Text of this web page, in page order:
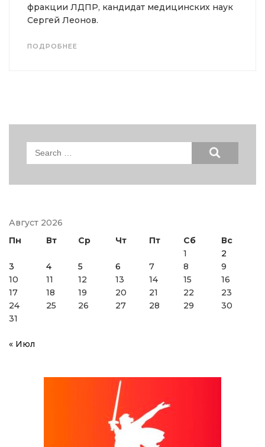
фракции ЛДПР, кандидат медицинских наук
Сергей Леонов.
ПОДРОБНЕЕ
Search
Август 2026
Пн
Вт Ср Чт Пт Сб
Вс
1
2
3
4 5 6 7 8
9
10
11 12 13 14 15
16
17
18 19 20 21 22
23
24
25 26 27 28 29
30
31
« Июл